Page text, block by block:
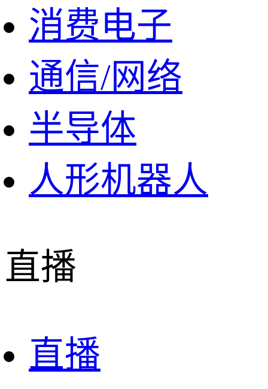
消费电子
通信/网络
半导体
人形机器人
直播
直播